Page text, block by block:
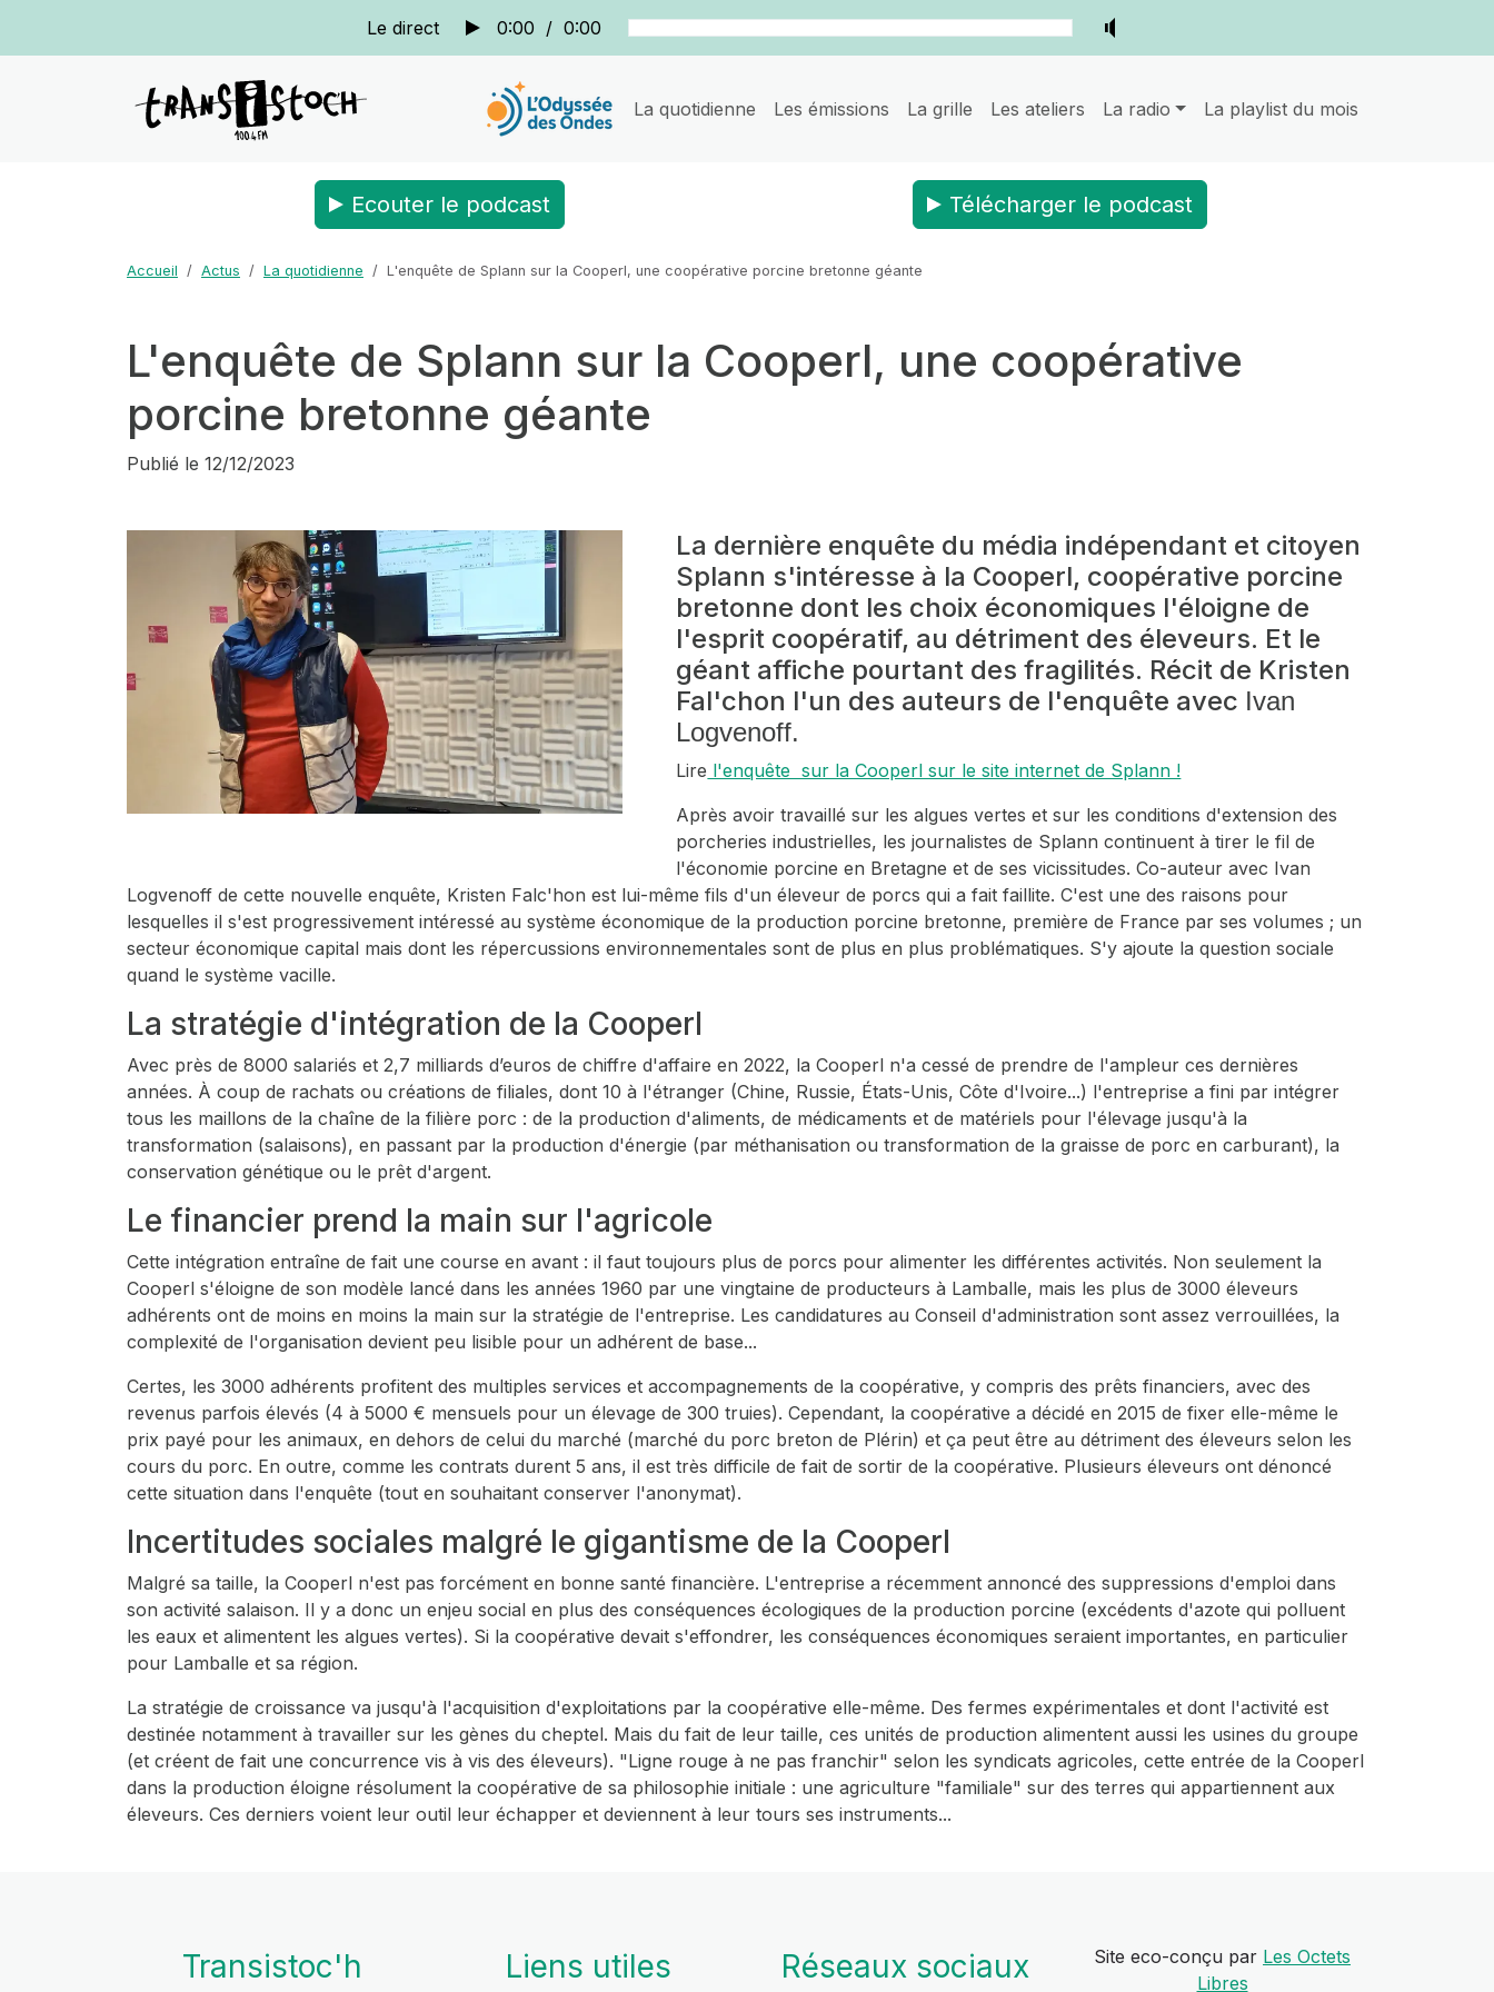
Le direct 0:00 / 0:00
La quotidienne Les émissions La grille Les ateliers La radio La playlist du mois
Ecouter le podcast Télécharger le podcast
Accueil Actus La quotidienne L'enquête de Splann sur la Cooperl, une coopérative porcine bretonne géante
L'enquête de Splann sur la Cooperl, une coopérative
porcine bretonne géante
Publié le 12/12/2023
La dernière enquête du média indépendant et citoyen
Splann s'intéresse à la Cooperl, coopérative porcine
bretonne dont les choix économiques l'éloigne de
l'esprit coopératif, au détriment des éleveurs. Et le
géant affiche pourtant des fragilités. Récit de Kristen
Fal'chon l'un des auteurs de l'enquête avec Ivan
Logvenoff.
Lire l'enquête sur la Cooperl sur le site internet de Splann !
Après avoir travaillé sur les algues vertes et sur les conditions d'extension des
porcheries industrielles, les journalistes de Splann continuent à tirer le fil de
l'économie porcine en Bretagne et de ses vicissitudes. Co-auteur avec Ivan
Logvenoff de cette nouvelle enquête, Kristen Falc'hon est lui-même fils d'un éleveur de porcs qui a fait faillite. C'est une des raisons pour
lesquelles il s'est progressivement intéressé au système économique de la production porcine bretonne, première de France par ses volumes ; un
secteur économique capital mais dont les répercussions environnementales sont de plus en plus problématiques. S'y ajoute la question sociale
quand le système vacille.
La stratégie d'intégration de la Cooperl
Avec près de 8000 salariés et 2,7 milliards d’euros de chiffre d'affaire en 2022, la Cooperl n'a cessé de prendre de l'ampleur ces dernières
années. À coup de rachats ou créations de filiales, dont 10 à l'étranger (Chine, Russie, États-Unis, Côte d'Ivoire...) l'entreprise a fini par intégrer
tous les maillons de la chaîne de la filière porc : de la production d'aliments, de médicaments et de matériels pour l'élevage jusqu'à la
transformation (salaisons), en passant par la production d'énergie (par méthanisation ou transformation de la graisse de porc en carburant), la
conservation génétique ou le prêt d'argent.
Le financier prend la main sur l'agricole
Cette intégration entraîne de fait une course en avant : il faut toujours plus de porcs pour alimenter les différentes activités. Non seulement la
Cooperl s'éloigne de son modèle lancé dans les années 1960 par une vingtaine de producteurs à Lamballe, mais les plus de 3000 éleveurs
adhérents ont de moins en moins la main sur la stratégie de l'entreprise. Les candidatures au Conseil d'administration sont assez verrouillées, la
complexité de l'organisation devient peu lisible pour un adhérent de base...
Certes, les 3000 adhérents profitent des multiples services et accompagnements de la coopérative, y compris des prêts financiers, avec des
revenus parfois élevés (4 à 5000 € mensuels pour un élevage de 300 truies). Cependant, la coopérative a décidé en 2015 de fixer elle-même le
prix payé pour les animaux, en dehors de celui du marché (marché du porc breton de Plérin) et ça peut être au détriment des éleveurs selon les
cours du porc. En outre, comme les contrats durent 5 ans, il est très difficile de fait de sortir de la coopérative. Plusieurs éleveurs ont dénoncé
cette situation dans l'enquête (tout en souhaitant conserver l'anonymat).
Incertitudes sociales malgré le gigantisme de la Cooperl
Malgré sa taille, la Cooperl n'est pas forcément en bonne santé financière. L'entreprise a récemment annoncé des suppressions d'emploi dans
son activité salaison. Il y a donc un enjeu social en plus des conséquences écologiques de la production porcine (excédents d'azote qui polluent
les eaux et alimentent les algues vertes). Si la coopérative devait s'effondrer, les conséquences économiques seraient importantes, en particulier
pour Lamballe et sa région.
La stratégie de croissance va jusqu'à l'acquisition d'exploitations par la coopérative elle-même. Des fermes expérimentales et dont l'activité est
destinée notamment à travailler sur les gènes du cheptel. Mais du fait de leur taille, ces unités de production alimentent aussi les usines du groupe
(et créent de fait une concurrence vis à vis des éleveurs). "Ligne rouge à ne pas franchir" selon les syndicats agricoles, cette entrée de la Cooperl
dans la production éloigne résolument la coopérative de sa philosophie initiale : une agriculture "familiale" sur des terres qui appartiennent aux
éleveurs. Ces derniers voient leur outil leur échapper et deviennent à leur tours ses instruments...
Transistoc'h Liens utiles Réseaux sociaux Site eco-conçu par Les Octets
Libres